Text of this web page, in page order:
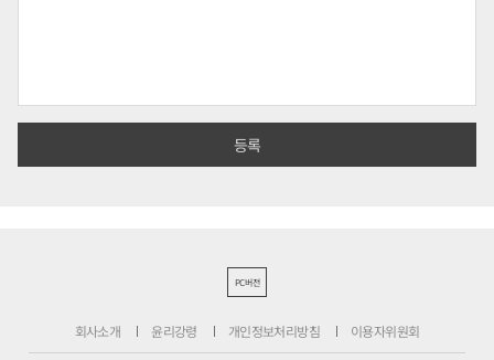
PC버전
회사소개 윤리강령 개인정보처리방침 이용자위원회